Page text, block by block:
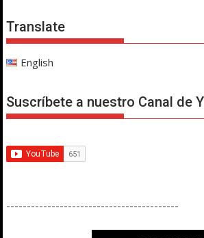
Translate
English
Suscríbete a nuestro Canal de
------------------------------------------